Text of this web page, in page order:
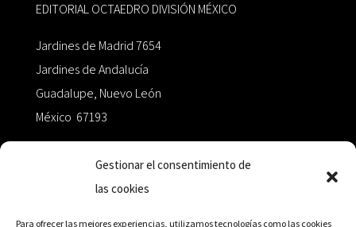
Gestionar el consentimiento de
las cookies
Para ofrecer las mejores experiencias, utilizamos tecnologías como las cookies
EDITORIAL OCTAEDRO DIVISIÓN MÉXICO
Jardines de Madrid 7654
Jardines de Andalucía
Guadalupe, Nuevo León
México 67193
+52 811.499.5638